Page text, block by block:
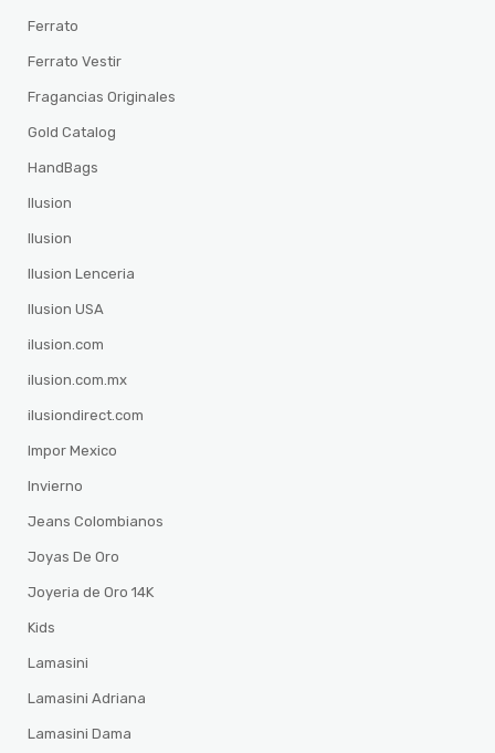
Ferrato
Ferrato Vestir
Fragancias Originales
Gold Catalog
HandBags
Ilusion
Ilusion
Ilusion Lenceria
Ilusion USA
ilusion.com
ilusion.com.mx
ilusiondirect.com
Impor Mexico
Invierno
Jeans Colombianos
Joyas De Oro
Joyeria de Oro 14K
Kids
Lamasini
Lamasini Adriana
Lamasini Dama